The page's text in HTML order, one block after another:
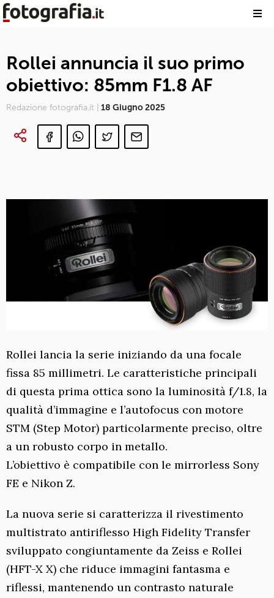
Rollei annuncia il suo primo
obiettivo: 85mm F1.8 AF
Redazione fotografia.it | 18 Giugno 2025
Rollei lancia la serie iniziando da una focale
fissa 85 millimetri. Le caratteristiche principali
di questa prima ottica sono la luminosità f/1.8, la
qualità d’immagine e l’autofocus con motore
STM (Step Motor) particolarmente preciso, oltre
a un robusto corpo in metallo.
L’obiettivo è compatibile con le mirrorless Sony
FE e Nikon Z.
La nuova serie si caratterizza il rivestimento
multistrato antiriflesso High Fidelity Transfer
sviluppato congiuntamente da Zeiss e Rollei
(HFT-X X) che riduce immagini fantasma e
riflessi, mantenendo un contrasto naturale